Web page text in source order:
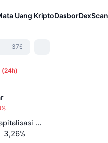
Uang KriptoDasborDexScan
376
(24h)
Pasar (24J)
3,26%